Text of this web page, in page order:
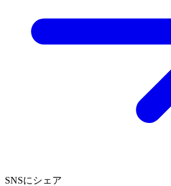
SNSにシェア